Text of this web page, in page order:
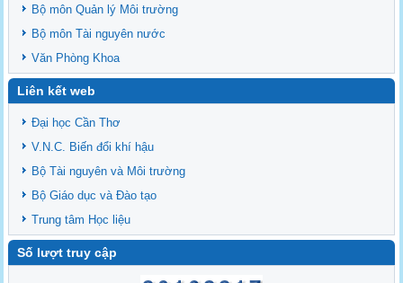
Bộ môn Quản lý Môi trường
Bộ môn Tài nguyên nước
Văn Phòng Khoa
Liên kết web
Đại học Cần Thơ
V.N.C. Biến đổi khí hậu
Bộ Tài nguyên và Môi trường
Bộ Giáo dục và Đào tạo
Trung tâm Học liệu
Số lượt truy cập